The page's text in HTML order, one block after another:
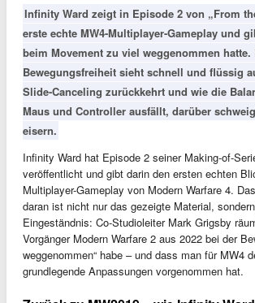
Infinity Ward zeigt in Episode 2 von „From
erste echte MW4-Multiplayer-Gameplay und
beim Movement zu viel weggenommen hatte.
Bewegungsfreiheit sieht schnell und flüssig
Slide-Canceling zurückkehrt und wie die
Maus und Controller ausfällt, darüber
eisern.
Infinity Ward hat Episode 2 seiner Making-of-
veröffentlicht und gibt darin den ersten echten
Multiplayer-Gameplay von Modern Warfare 4.
daran ist nicht nur das gezeigte Material,
Eingeständnis: Co-Studioleiter Mark Grigsby
Vorgänger Modern Warfare 2 aus 2022 bei der
weggenommen“ habe – und dass man für MW4
grundlegende Anpassungen vorgenommen hat.